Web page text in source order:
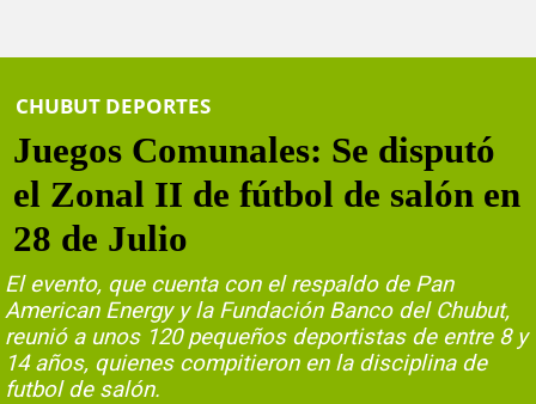
CHUBUT DEPORTES
Juegos Comunales: Se disputó
el Zonal II de fútbol de salón en
28 de Julio
El evento, que cuenta con el respaldo de Pan
American Energy y la Fundación Banco del Chubut,
reunió a unos 120 pequeños deportistas de entre 8 y
14 años, quienes compitieron en la disciplina de
futbol de salón.